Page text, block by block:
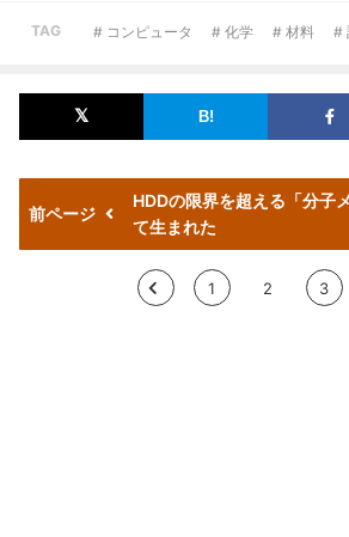
TAG # コンピュータ # 化学 # 材料 #
前ページ
HDDの限界を超える「分子
て生まれた
< 1 2 3